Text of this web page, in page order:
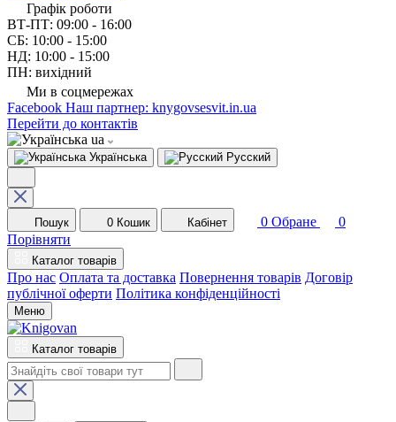
Графік роботи
ВТ-ПТ: 09:00 - 16:00
СБ: 10:00 - 15:00
НД: 10:00 - 15:00
ПН: вихідний
Ми в соцмережах
Facebook Наш партнер: knygovsesvit.in.ua
Перейти до контактів
ua
Українська Русский
Пошук 0 Кошик Кабінет 0 Обране
0
Порівняти
Каталог товарів
Про нас Оплата та доставка Повернення товарів Договір
публічної оферти Політика конфіденційності
Меню
Каталог товарів